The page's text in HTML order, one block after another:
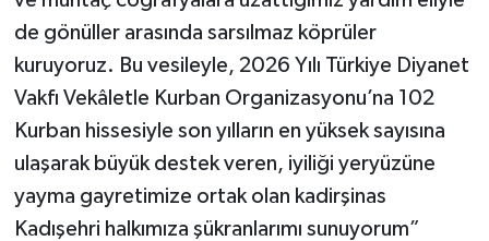
de gönüller arasında sarsılmaz köprüler
kuruyoruz. Bu vesileyle, 2026 Yılı Türkiye Diyanet
Vakfı Vekâletle Kurban Organizasyonu’na 102
Kurban hissesiyle son yılların en yüksek sayısına
ulaşarak büyük destek veren, iyiliği yeryüzüne
yayma gayretimize ortak olan kadirşinas
Kadışehri halkımıza şükranlarımı sunuyorum”